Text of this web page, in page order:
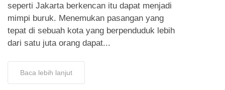
seperti Jakarta berkencan itu dapat menjadi
mimpi buruk. Menemukan pasangan yang
tepat di sebuah kota yang berpenduduk lebih
dari satu juta orang dapat...
Baca lebih lanjut